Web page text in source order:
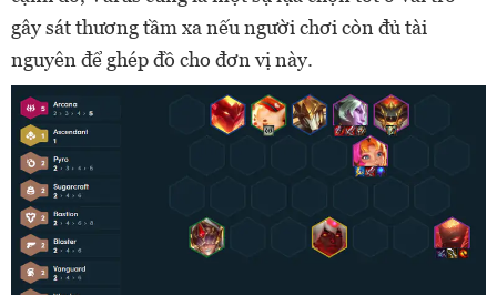
gây sát thương tầm xa nếu người chơi còn đủ tài
nguyên để ghép đồ cho đơn vị này.